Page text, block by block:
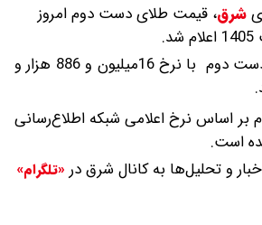
شرق، قیمت طلای دست دوم امروز
قیمت هر گرم طلای دست دوم با نرخ 16میلیون و 886 هزار و
اساس نرخ اعلامی شبکه اطلاع‌رسانی
است.
و تحلیل‌ها به کانال شرق در «تلگرام»